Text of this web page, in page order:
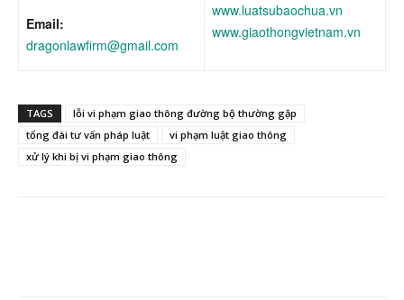
Email:
dragonlawfirm@gmail.com
www.luatsubaochua.vn
www.giaothongvietnam.vn
TAGS
lỗi vi phạm giao thông đường bộ thường gặp
tổng đài tư vấn pháp luật
vi phạm luật giao thông
xử lý khi bị vi phạm giao thông